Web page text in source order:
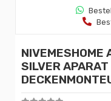
NIVEMESHOME
SILVER